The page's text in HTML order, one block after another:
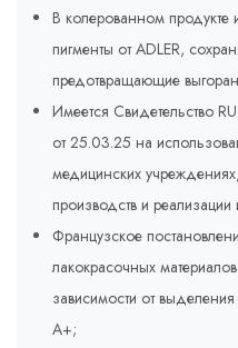
В колерованном продукте
пигменты от ADLER,
предотвращающие
Имеется Свидетельство
от 25.03.25 на
медицинских
производств и
Французское
лакокрасочных
зависимости от
A+;